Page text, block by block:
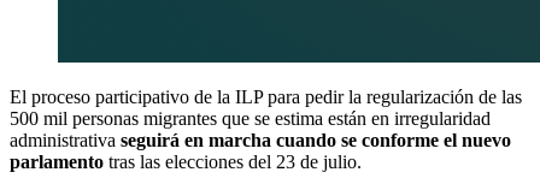
El proceso participativo de la ILP para pedir la regularización de las
500 mil personas migrantes que se estima están en irregularidad
administrativa seguirá en marcha cuando se conforme el nuevo
parlamento tras las elecciones del 23 de julio.